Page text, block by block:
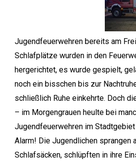
Jugendfeuerwehren bereits am
Schlafplätze wurden in den
hergerichtet, es wurde gespielt,
noch ein bisschen bis zur
schließlich Ruhe einkehrte. Doch
– im Morgengrauen heulte bei
Jugendfeuerwehren im
Alarm! Die Jugendlichen sprangen
Schlafsäcken, schlüpften in ihre